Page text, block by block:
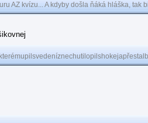
AZ kvízu... A kdyby došla ňáká hláška, tak